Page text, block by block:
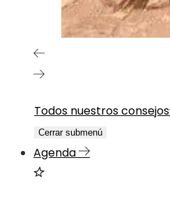
Todos nuestros consejos
Cerrar submenú
Agenda